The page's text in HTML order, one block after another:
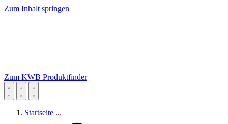
Zum Inhalt springen
Zum KWB Produktfinder
Startseite ...